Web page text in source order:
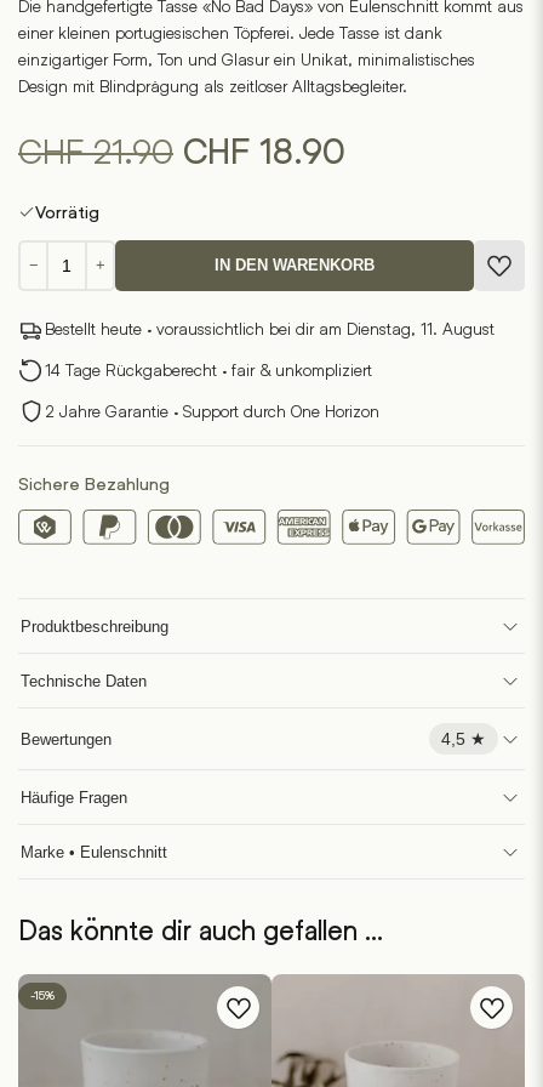
5
based
on
6
customer
ratings
Die handgefertigte Tasse «No Bad Days» von Eulenschnitt kommt aus
einer kleinen portugiesischen Töpferei. Jede Tasse ist dank
einzigartiger Form, Ton und Glasur ein Unikat, minimalistisches
Design mit Blindprägung als zeitloser Alltagsbegleiter.
CHF21.90 Ursprünglicher
war:
CHF 18.90
ist:
Vorrätig
−
Bad
Menge
+ IN DEN WARENKORB
Bestellt heute · voraussichtlich bei dir am Dienstag, 11. August
14 Tage Rückgaberecht · fair & unkompliziert
2 Jahre Garantie · Support durch One Horizon
Sichere Bezahlung
Produktbeschreibung
Technische Daten
Bewertungen 4,5 ★
Häufige Fragen
Marke • Eulenschnitt
Das könnte dir auch gefallen …
-15%